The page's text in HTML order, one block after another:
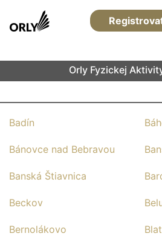
Orly Fyzickej
Badín
Bánovce nad Bebravou
Banská Štiavnica
Beckov
Bernolákovo